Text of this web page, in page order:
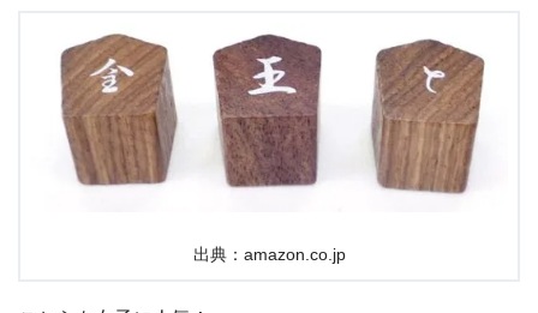
出典：amazon.co.jp